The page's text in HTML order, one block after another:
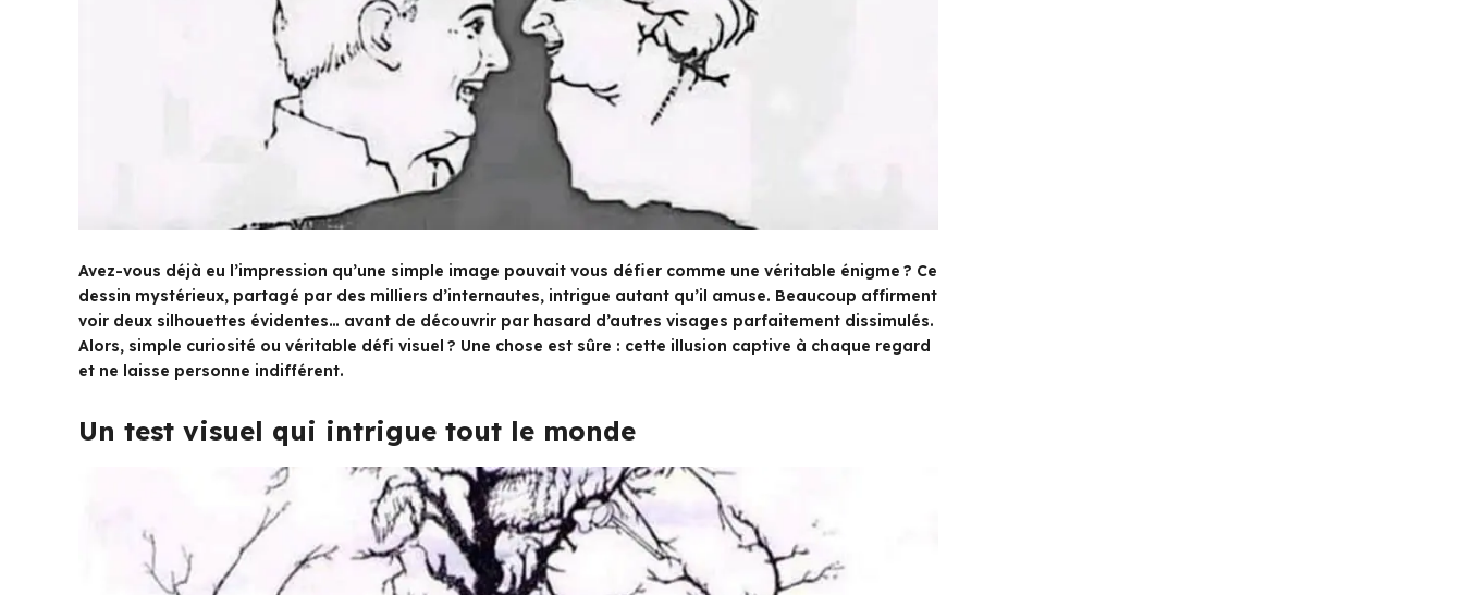
Avez-vous déjà eu l’impression qu’une simple image pouvait vous défier comme une véritable énigme ? Ce
dessin mystérieux, partagé par des milliers d’internautes, intrigue autant qu’il amuse. Beaucoup affirment
voir deux silhouettes évidentes… avant de découvrir par hasard d’autres visages parfaitement dissimulés.
Alors, simple curiosité ou véritable défi visuel ? Une chose est sûre : cette illusion captive à chaque regard
et ne laisse personne indifférent.
Un test visuel qui intrigue tout le monde